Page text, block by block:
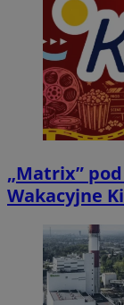
„Matrix”
Wakacyjne